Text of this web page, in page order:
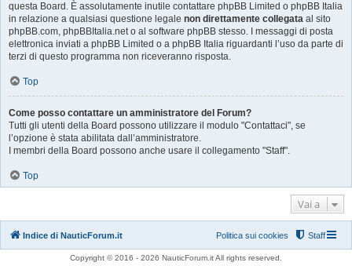
questa Board. È assolutamente inutile contattare phpBB Limited o phpBB Italia
in relazione a qualsiasi questione legale non direttamente collegata al sito
phpBB.com, phpBBItalia.net o al software phpBB stesso. I messaggi di posta
elettronica inviati a phpBB Limited o a phpBB Italia riguardanti l’uso da parte di
terzi di questo programma non riceveranno risposta.
Top
Come posso contattare un amministratore del Forum?
Tutti gli utenti della Board possono utilizzare il modulo "Contattaci", se
l’opzione è stata abilitata dall’amministratore.
I membri della Board possono anche usare il collegamento "Staff".
Top
Vai a
Indice di NauticForum.it Staff
Politica sui cookies
Copyright © 2016 - 2026 NauticForum.it All rights reserved.